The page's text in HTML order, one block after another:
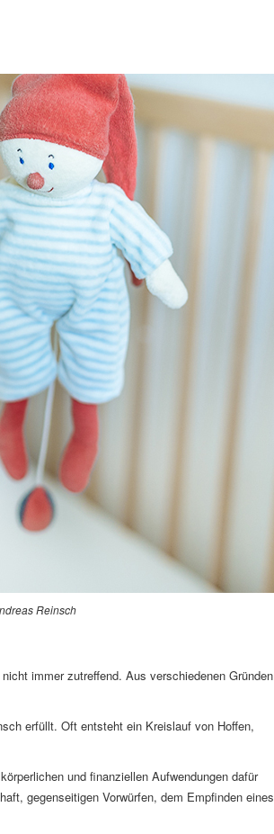
Reinsch
immer zutreffend. Aus verschiedenen Gründen
erfüllt. Oft entsteht ein Kreislauf von Hoffen,
und finanziellen Aufwendungen dafür
gegenseitigen Vorwürfen, dem Empfinden eines